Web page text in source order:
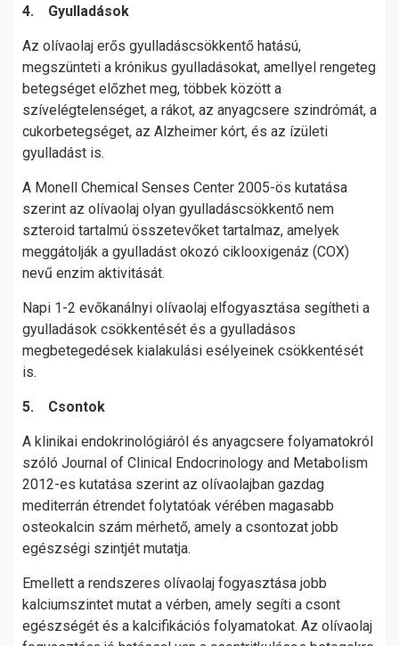
4. Gyulladások
Az olívaolaj erős gyulladáscsökkentő hatású,
megszünteti a krónikus gyulladásokat, amellyel rengeteg
betegséget előzhet meg, többek között a
szívelégtelenséget, a rákot, az anyagcsere szindrómát, a
cukorbetegséget, az Alzheimer kórt, és az ízületi
gyulladást is.
A Monell Chemical Senses Center 2005-ös kutatása
szerint az olívaolaj olyan gyulladáscsökkentő nem
szteroid tartalmú összetevőket tartalmaz, amelyek
meggátolják a gyulladást okozó ciklooxigenáz (COX)
nevű enzim aktivitását.
Napi 1-2 evőkanálnyi olívaolaj elfogyasztása segítheti a
gyulladások csökkentését és a gyulladásos
megbetegedések kialakulási esélyeinek csökkentését
is.
5. Csontok
A klinikai endokrinológiáról és anyagcsere folyamatokról
szóló Journal of Clinical Endocrinology and Metabolism
2012-es kutatása szerint az olívaolajban gazdag
mediterrán étrendet folytatóak vérében magasabb
osteokalcin szám mérhető, amely a csontozat jobb
egészségi szintjét mutatja.
Emellett a rendszeres olívaolaj fogyasztása jobb
kalciumszintet mutat a vérben, amely segíti a csont
egészségét és a kalcifikációs folyamatokat. Az olívaolaj